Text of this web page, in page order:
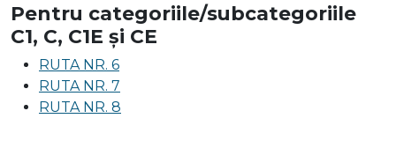
Pentru categoriile/subcategoriile
C1, C, C1E și CE
RUTA NR. 6
RUTA NR. 7
RUTA NR. 8